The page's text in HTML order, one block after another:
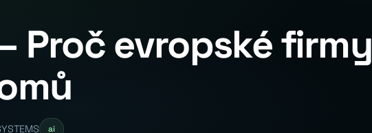
Proč evropské firmy
ai